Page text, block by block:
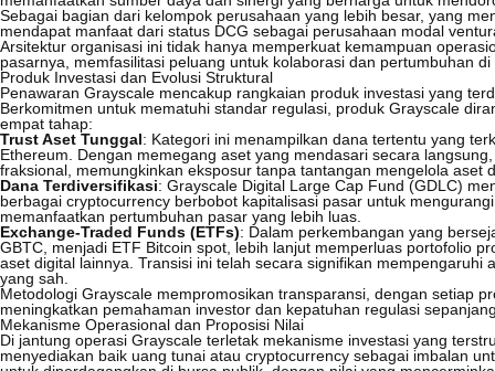
Sebagai bagian dari kelompok perusahaan yang lebih besar, yang
mendapat manfaat dari status DCG sebagai perusahaan modal
Arsitektur organisasi ini tidak hanya memperkuat kemampuan
pasarnya, memfasilitasi peluang untuk kolaborasi dan pertumbuhan
Produk Investasi dan Evolusi Struktural
Penawaran Grayscale mencakup rangkaian produk investasi yang
Berkomitmen untuk mematuhi standar regulasi, produk Grayscale
empat tahap:
Trust Aset Tunggal: Kategori ini menampilkan dana tertentu yang
Ethereum. Dengan memegang aset yang mendasari secara
fraksional, memungkinkan eksposur tanpa tantangan mengelola aset
Dana Terdiversifikasi: Grayscale Digital Large Cap Fund (GDLC)
berbagai cryptocurrency berbobot kapitalisasi pasar untuk
memanfaatkan pertumbuhan pasar yang lebih luas.
Exchange-Traded Funds (ETFs): Dalam perkembangan yang
GBTC, menjadi ETF Bitcoin spot, lebih lanjut memperluas portofolio
aset digital lainnya. Transisi ini telah secara signifikan
yang sah.
Metodologi Grayscale mempromosikan transparansi, dengan setiap
meningkatkan pemahaman investor dan kepatuhan regulasi
Mekanisme Operasional dan Proposisi Nilai
Di jantung operasi Grayscale terletak mekanisme investasi yang
menyediakan baik uang tunai atau cryptocurrency sebagai imbalan